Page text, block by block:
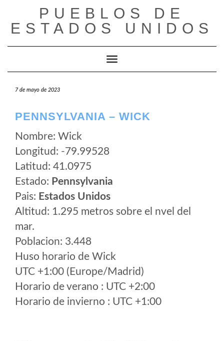
contenido
PUEBLOS DE
ESTADOS UNIDOS
Cambiar modo de navegación
7 de mayo de 2023
PENNSYLVANIA – WICK
Nombre: Wick
Longitud: -79.99528
Latitud: 41.0975
Estado: Pennsylvania
Pais: Estados Unidos
Altitud: 1.295 metros sobre el nvel del
mar.
Poblacion: 3.448
Huso horario de Wick
UTC +1:00 (Europe/Madrid)
Horario de verano : UTC +2:00
Horario de invierno : UTC +1:00